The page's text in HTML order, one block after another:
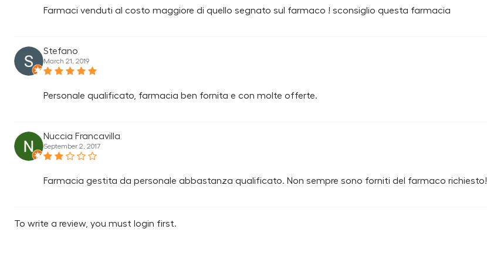
Farmaci venduti al costo maggiore di quello segnato sul farmaco ! sconsiglio questa farmacia
Stefano
March 21, 2019
Personale qualificato, farmacia ben fornita e con molte offerte.
Nuccia Francavilla
September 2, 2017
Farmacia gestita da personale abbastanza qualificato. Non sempre sono forniti del farmaco richiesto!
To write a review, you must login first.